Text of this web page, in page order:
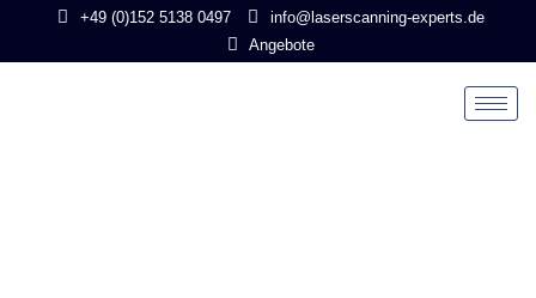
+49 (0)152 5138 0497
info@laserscanning-experts.de
Angebote